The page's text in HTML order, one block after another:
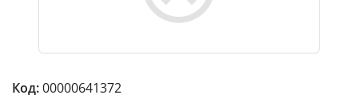
Код:00000641372